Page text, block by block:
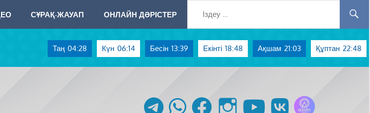
СҰРАҚ-ЖАУАП ОНЛАЙН ДӘРІСТЕР
Таң 04:28 Күн 06:14 Бесін 13:39 Екінті 18:48 Ақшам 21:03 Құптан 22:48
telegram whatsapp facebook instagram youtubevk